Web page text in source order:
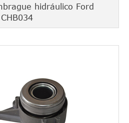
hidráulico Ford
CHB034